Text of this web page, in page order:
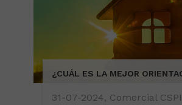
31-07-2024, Comercial